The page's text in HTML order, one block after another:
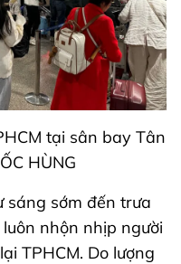
tại sân bay Tân
HÙNG
sáng sớm đến trưa
nhộn nhịp người
TPHCM. Do lượng